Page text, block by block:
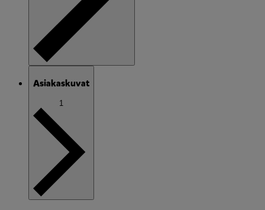
Asiakaskuvat
1